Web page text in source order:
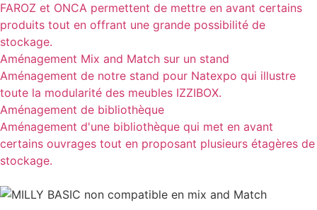
FAROZ et ONCA permettent de mettre en avant certains
produits tout en offrant une grande possibilité de
stockage.
Aménagement Mix and Match sur un stand
Aménagement de notre stand pour Natexpo qui illustre
toute la modularité des meubles IZZIBOX.
Aménagement de bibliothèque
Aménagement d'une bibliothèque qui met en avant
certains ouvrages tout en proposant plusieurs étagères de
stockage.